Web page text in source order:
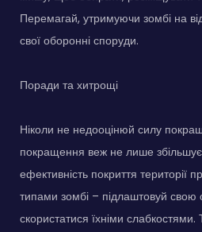
Перемагай, утримуючи зомбі на
свої оборонні споруди.
Поради та хитрощі
Ніколи не недооцінюй силу
покращення веж не лише
ефективність покриття території
типами зомбі – підлаштовуй свою
скористатися їхніми